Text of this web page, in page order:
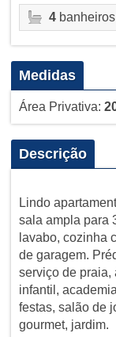
4banheiros
Medidas
Área Privativa:
Descrição
Lindo
sala ampla para
lavabo, cozinha
de garagem.
serviço de praia,
infantil,
festas, salão de
gourmet, jardim.